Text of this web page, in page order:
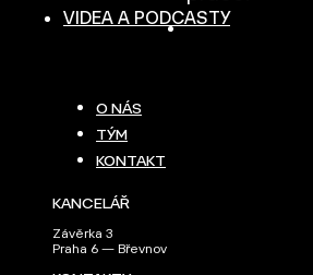
VIDEA A PODCASTY
O NÁS
TÝM
KONTAKT
KANCELÁŘ
Závěrka 3
Praha 6 — Břevnov